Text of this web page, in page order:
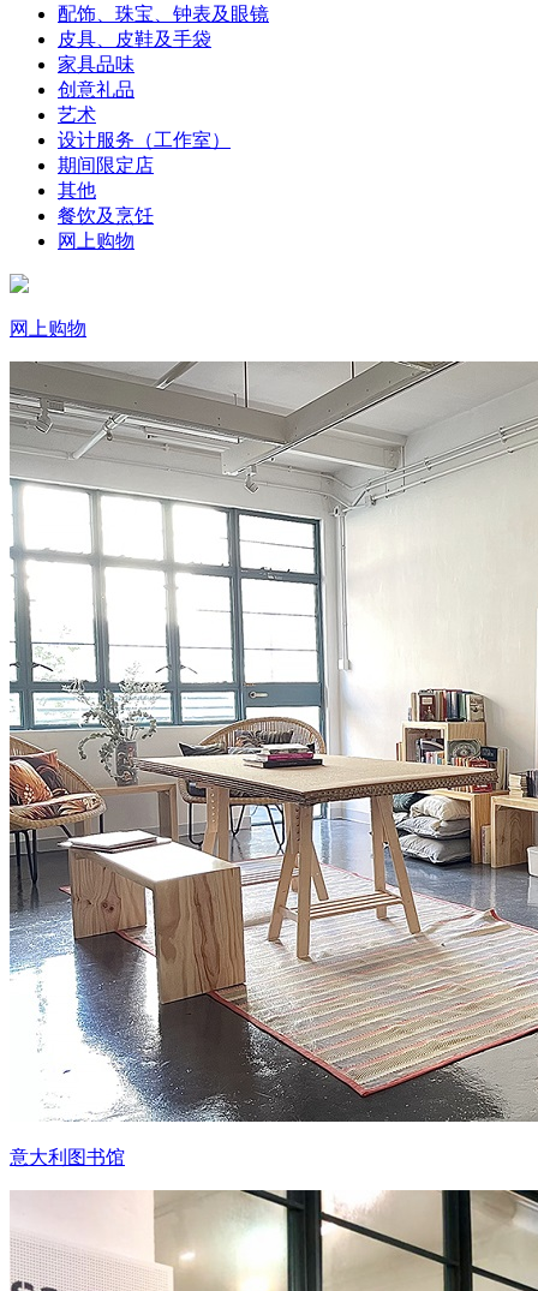
配饰、珠宝、钟表及眼镜
皮具、皮鞋及手袋
家具品味
创意礼品
艺术
设计服务（工作室）
期间限定店
其他
餐饮及烹饪
网上购物
网上购物
意大利图书馆